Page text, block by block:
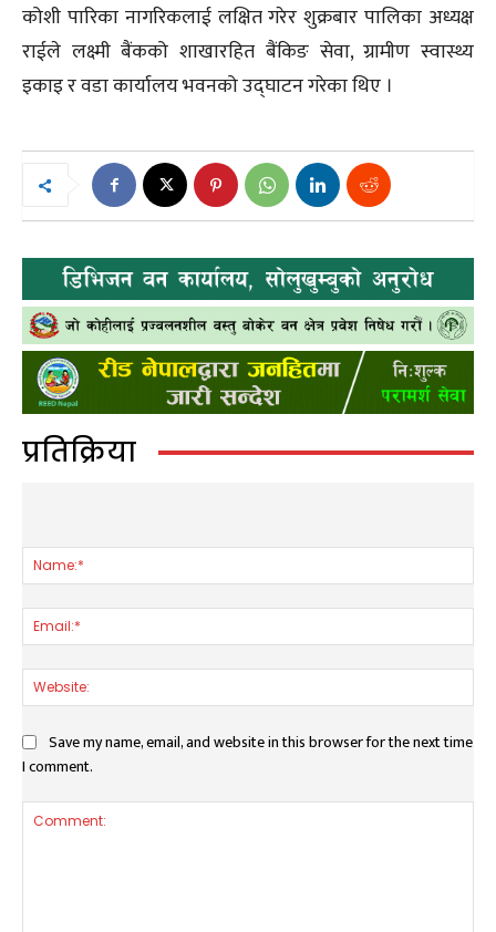
कोशी पारिका नागरिकलाई लक्षित गरेर शुक्रबार पालिका अध्यक्ष
राईले लक्ष्मी बैंकको शाखारहित बैंकिङ सेवा, ग्रामीण स्वास्थ्य
इकाइ र वडा कार्यालय भवनको उद्घाटन गरेका थिए ।
प्रतिक्रिया
Save my name, email, and website in this browser for the next time
I comment.